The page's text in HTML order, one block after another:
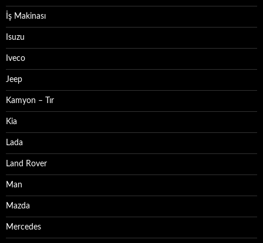
İş Makinası
Isuzu
Iveco
Jeep
Kamyon – Tır
Kia
Lada
Land Rover
Man
Mazda
Mercedes